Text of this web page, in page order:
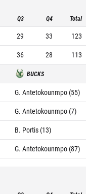
Q3 Q4 Total
29 33
123
36 28 113
BUCKS
G. Antetokounmpo (55)
G. Antetokounmpo (7)
B. Portis (13)
G. Antetokounmpo (87)